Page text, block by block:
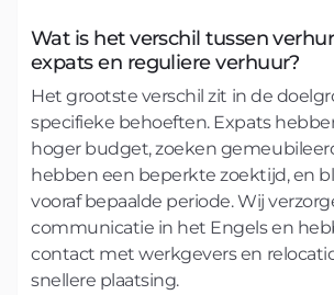
Wat is het verschil tussen
expats en reguliere verhuur?
Het grootste verschil zit in de
specifieke behoeften. Expats
hoger budget, zoeken
hebben een beperkte zoektijd, en
vooraf bepaalde periode. Wij
communicatie in het Engels en
contact met werkgevers en
snellere plaatsing.